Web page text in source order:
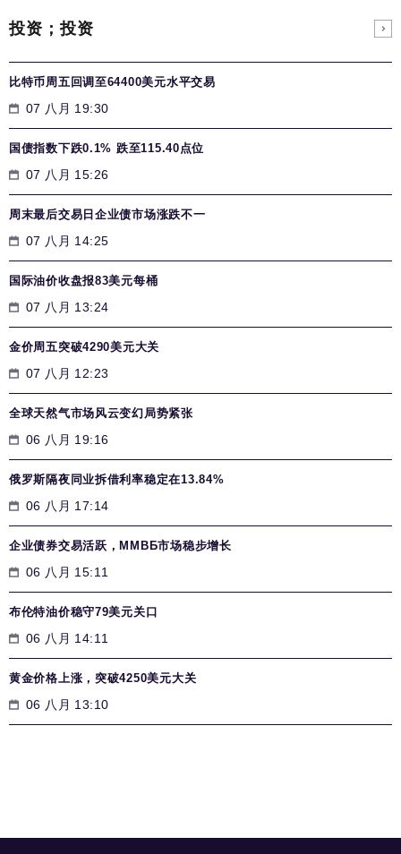
投资；投资
比特币周五回调至64400美元水平交易
07 八月 19:30
国债指数下跌0.1% 跌至115.40点位
07 八月 15:26
周末最后交易日企业债市场涨跌不一
07 八月 14:25
国际油价收盘报83美元每桶
07 八月 13:24
金价周五突破4290美元大关
07 八月 12:23
全球天然气市场风云变幻局势紧张
06 八月 19:16
俄罗斯隔夜同业拆借利率稳定在13.84%
06 八月 17:14
企业债券交易活跃，MMВБ市场稳步增长
06 八月 15:11
布伦特油价稳守79美元关口
06 八月 14:11
黄金价格上涨，突破4250美元大关
06 八月 13:10